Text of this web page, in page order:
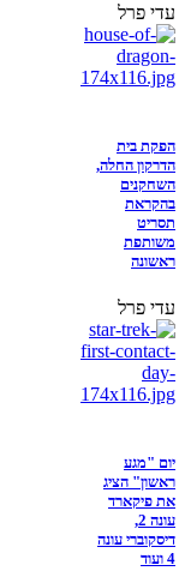
עדי פרל
הפקת בית
הדרקון החלה,
השחקנים
בהקראת
תסריט
משותפת
ראשונה
עדי פרל
יום "מגע
ראשון" הציג
את פיקארד
עונה 2,
דיסקוברי עונה
4 ועוד